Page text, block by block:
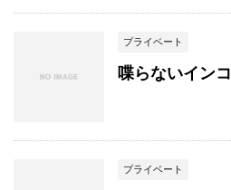
プライベート
喋らないインコ
プライベート